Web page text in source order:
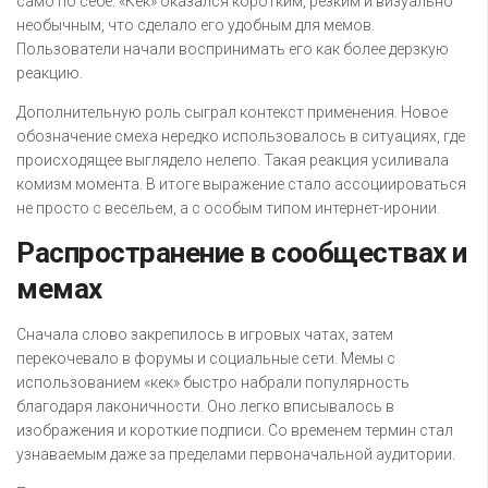
необычным, что сделало его удобным для мемов.
Пользователи начали воспринимать его как более дерзкую
реакцию.
Дополнительную роль сыграл контекст применения. Новое
обозначение смеха нередко использовалось в ситуациях, где
происходящее выглядело нелепо. Такая реакция усиливала
комизм момента. В итоге выражение стало ассоциироваться
не просто с весельем, а с особым типом интернет-иронии.
Распространение в сообществах и
мемах
Сначала слово закрепилось в игровых чатах, затем
перекочевало в форумы и социальные сети. Мемы с
использованием «кек» быстро набрали популярность
благодаря лаконичности. Оно легко вписывалось в
изображения и короткие подписи. Со временем термин стал
узнаваемым даже за пределами первоначальной аудитории.